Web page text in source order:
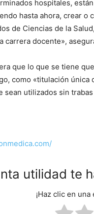
hospitales,
hasta ahora, crear o
de Ciencias de la
carrera docente»,
que lo que se tiene
como «titulación
sean utilizados sin
utilidad te
¡Haz clic en